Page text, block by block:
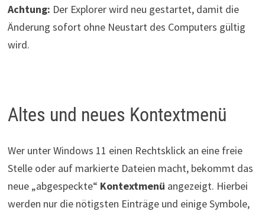
Achtung: Der Explorer wird neu gestartet, damit die
Änderung sofort ohne Neustart des Computers gültig
wird.
Altes und neues Kontextmenü
Wer unter Windows 11 einen Rechtsklick an eine freie
Stelle oder auf markierte Dateien macht, bekommt das
neue „abgespeckte“ Kontextmenü angezeigt. Hierbei
werden nur die nötigsten Einträge und einige Symbole,